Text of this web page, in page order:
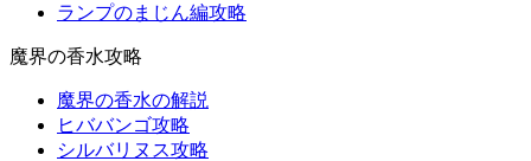
ランプのまじん編攻略
魔界の香水攻略
魔界の香水の解説
ヒババンゴ攻略
シルバリヌス攻略